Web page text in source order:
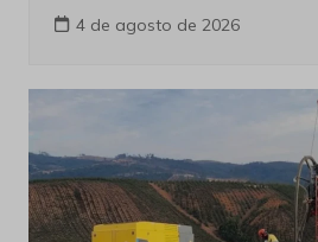
4 de agosto de 2026